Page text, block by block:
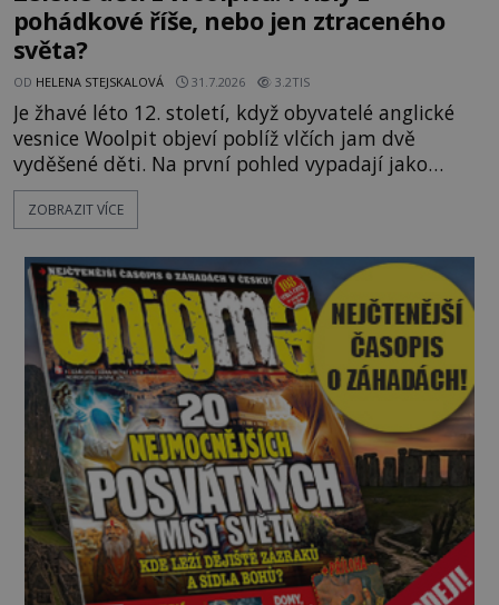
pohádkové říše, nebo jen ztraceného
světa?
OD HELENA STEJSKALOVÁ 31.7.2026 3.2TIS
Je žhavé léto 12. století, když obyvatelé anglické
vesnice Woolpit objeví poblíž vlčích jam dvě
vyděšené děti. Na první pohled vypadají jako
každé jiné, až na jednu děsivou výjimku. Jejich
kůže má nazelenalý odstín, mluví
kromě syrových bobů. Příběh se rychle stává
jednou z největších záhad středověké Anglie a ani
po téměř devíti stech letech není
ZOBRAZIT VÍCE